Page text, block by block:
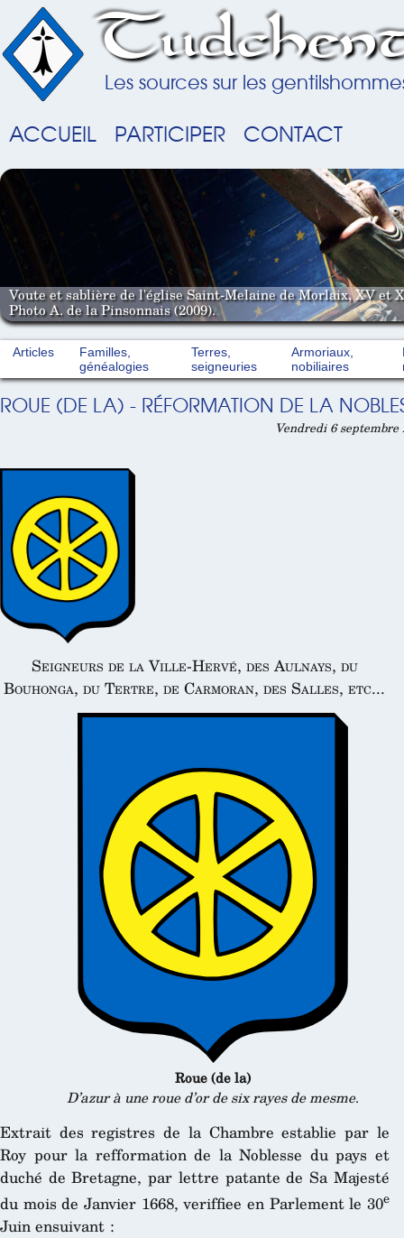
Les sources sur les
ACCUEIL PARTICIPER CONTACT
Voute et sablière de l'église Saint-Melaine de Morlaix, XV et
Photo A. de la Pinsonnais (2009).
Articles
Familles,
généalogies
Terres,
seigneuries
Armoriaux,
nobiliaires
ROUE (DE LA) - RÉFORMATION DE LA
Vendredi 6
Seigneurs de la Ville-Hervé, des Aulnays, du
Bouhonga, du Tertre, de Carmoran, des Salles, etc...
Roue (de la)
D’azur à une roue d’or de six rayes de mesme.
Extrait des registres de la Chambre establie par le
Roy pour la refformation de la Noblesse du pays et
duché de Bretagne, par lettre patante de Sa Majesté
du mois de Janvier 1668, veriffiee en Parlement le 30e
Juin ensuivant :